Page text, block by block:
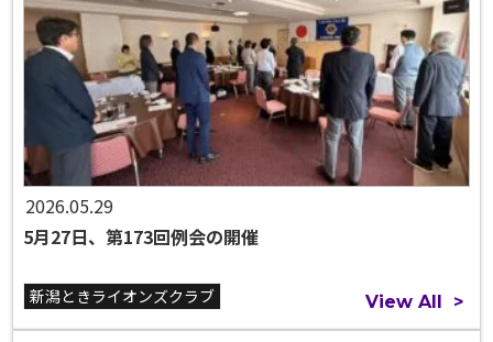
2026.05.29
5月27日、第173回例会の開催
新潟ときライオンズクラブ View All >